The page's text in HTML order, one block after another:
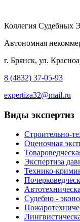
Коллегия Судебных
Автономная
г. Брянск, ул.
8 (4832) 37-05-93
expertiza32@mail.ru
Виды экспертиз
Строительно-
Оценочная
Экспертиза
Технико-
Судебно -